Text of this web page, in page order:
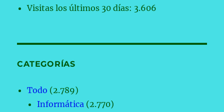
Visitas los últimos 30 días: 3.606
CATEGORÍAS
Todo (2.789)
Informática (2.770)